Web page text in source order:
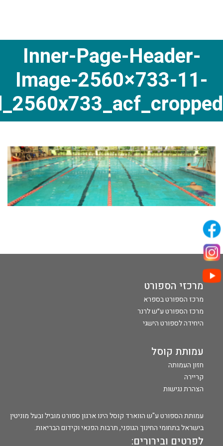
Inner-Page-Header-
Image-2560×733-11-
מרכזי הספורט
מרכז הספורט בספרא
מרכז הספורט ע״ש לרנר
היחידה לספורט הישגי
עמותת קוסל
חזון העמותה
קריירה
הצהרת נגישות
עמותת הספורט ע"ש הווארד קוסל הינו ארגון ספורט מוביל ובעל מוניטין
בישראל בתחומי החינוך הגופני, תרבות הפנאי וקידום הבריאות.
לפרטים ובירורים: